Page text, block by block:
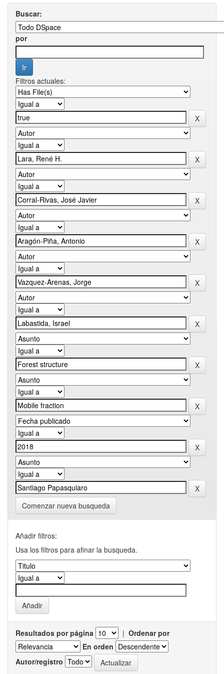
Buscar:
por
Filtros actuales:
Comenzar nueva busqueda
Añadir filtros:
Usa los filtros para afinar la busqueda.
Resultados por página | Ordenar por
En orden
Autor/registro